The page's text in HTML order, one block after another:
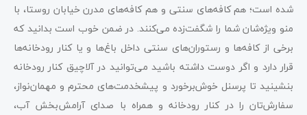
شده است؛ هم کافه‌های سنتی و هم کافه‌های مدرن خیابان روستا، با
منو ویژه‌شان شما را شگفت‌زده می‌کنند. در ضمن خوب است بدانید که
برخی از کافه‌ها و رستوران‌های سنتی داخل باغ‌ها و یا کنار رودخانه‌ها
قرار دارد و اگر دوست داشته باشید می‌توانید در آلاچیق کنار رودخانه
بنشینید تا پرسنل خوش‌برخورد و پیشخدمت‌های محترم و مهمان‌نواز،
سفارش‌تان را در کنار رودخانه و همراه با صدای آرامش‌بخش آب،